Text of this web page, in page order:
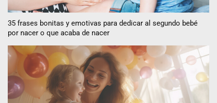
35 frases bonitas y emotivas para dedicar al segundo bebé
por nacer o que acaba de nacer